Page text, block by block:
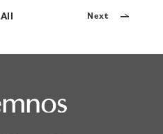
All Next